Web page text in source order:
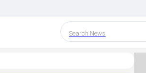
Search News